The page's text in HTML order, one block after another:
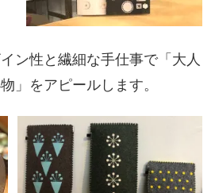
ン性と繊細な手仕事で「大人
」をアピールします。